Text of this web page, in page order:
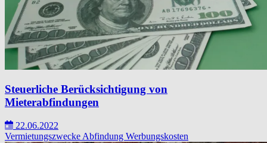
Steuerliche Berücksichtigung von
Mieterabfindungen
22.06.2022
Vermietungszwecke Abfindung Werbungskosten